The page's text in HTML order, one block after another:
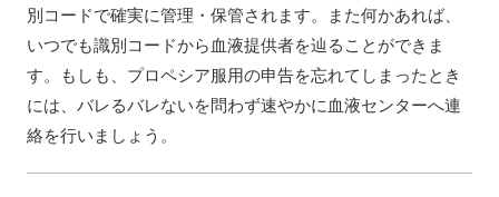
別コードで確実に管理・保管されます。また何かあれば、
いつでも識別コードから血液提供者を辿ることができま
す。もしも、プロペシア服用の申告を忘れてしまったとき
には、バレるバレないを問わず速やかに血液センターへ連
絡を行いましょう。